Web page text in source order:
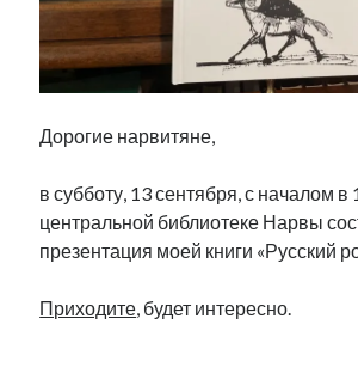
Дорогие нарвитяне,
в субботу, 13 сентября, с началом в
центральной библиотеке Нарвы
презентация моей книги «Русский
Приходите, будет интересно.